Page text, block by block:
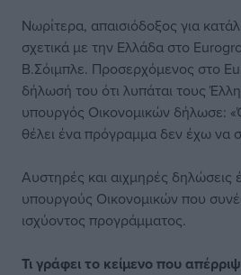
Νωρίτερα, απαισιόδοξος για
σχετικά με την Ελλάδα στο
Β.Σόιμπλε. Προσερχόμενος στο
δήλωσή του ότι λυπάται τους
υπουργός Οικονομικών δήλωσε:
θέλει ένα πρόγραμμα δεν έχω να
Αυστηρές και αιχμηρές δηλώσεις
υπουργούς Οικονομικών που
ισχύοντος προγράμματος.
Τι γράφει το κείμενο που